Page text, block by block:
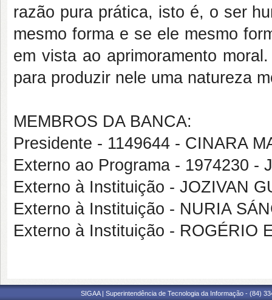
razão pura prática, isto é, o ser
mesmo forma e se ele mesmo
em vista ao aprimoramento
para produzir nele uma natureza
MEMBROS DA BANCA:
Presidente - 1149644 - CINARA
Externo ao Programa - 1974230 -
Externo à Instituição - JOZIVAN
Externo à Instituição - NURIA
Externo à Instituição - ROGÉRIO
SIGAA | Superintendência de Tecnologia da Informação - (84)